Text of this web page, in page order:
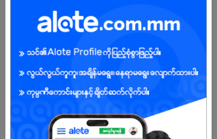
Open To : Male
Already Expired